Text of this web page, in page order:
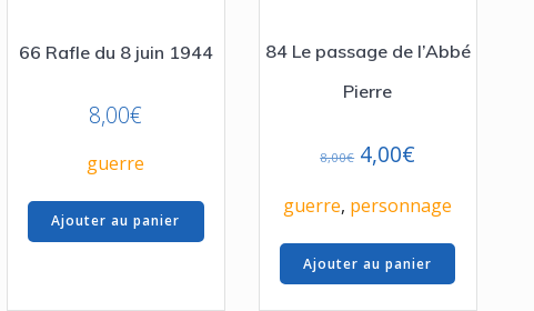
66 Rafle du 8 juin 1944
8,00€
guerre
Ajouter au panier
84 Le passage de l’Abbé
Pierre
8,00€ Le
initial
8,00€.
4,00€
actuel
4,00€.
guerre, personnage
Ajouter au panier